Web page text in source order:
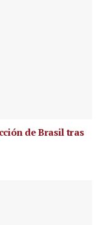
de Brasil tras